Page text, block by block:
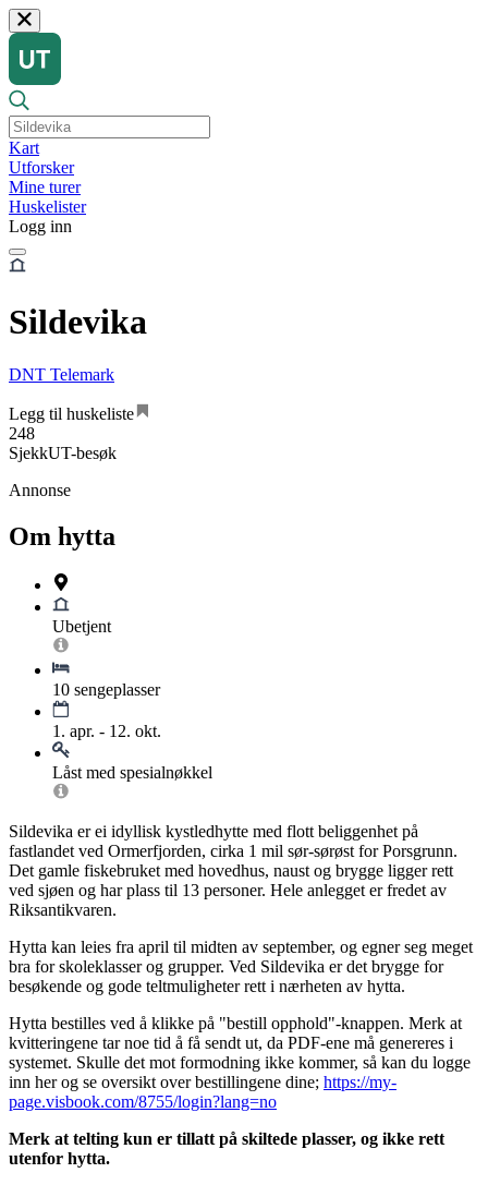
Kart
Utforsker
Mine turer
Huskelister
Logg inn
Sildevika
DNT Telemark
Legg til huskeliste
248
SjekkUT-besøk
Annonse
Om hytta
Ubetjent
10 sengeplasser
1. apr. - 12. okt.
Låst med spesialnøkkel
Sildevika er ei idyllisk kystledhytte med flott beliggenhet på
fastlandet ved Ormerfjorden, cirka 1 mil sør-sørøst for Porsgrunn.
Det gamle fiskebruket med hovedhus, naust og brygge ligger rett
ved sjøen og har plass til 13 personer. Hele anlegget er fredet av
Riksantikvaren.
Hytta kan leies fra april til midten av september, og egner seg meget
bra for skoleklasser og grupper. Ved Sildevika er det brygge for
besøkende og gode teltmuligheter rett i nærheten av hytta.
Hytta bestilles ved å klikke på "bestill opphold"-knappen. Merk at
kvitteringene tar noe tid å få sendt ut, da PDF-ene må genereres i
systemet. Skulle det mot formodning ikke kommer, så kan du logge
inn her og se oversikt over bestillingene dine; https://my-
page.visbook.com/8755/login?lang=no
Merk at telting kun er tillatt på skiltede plasser, og ikke rett
utenfor hytta.